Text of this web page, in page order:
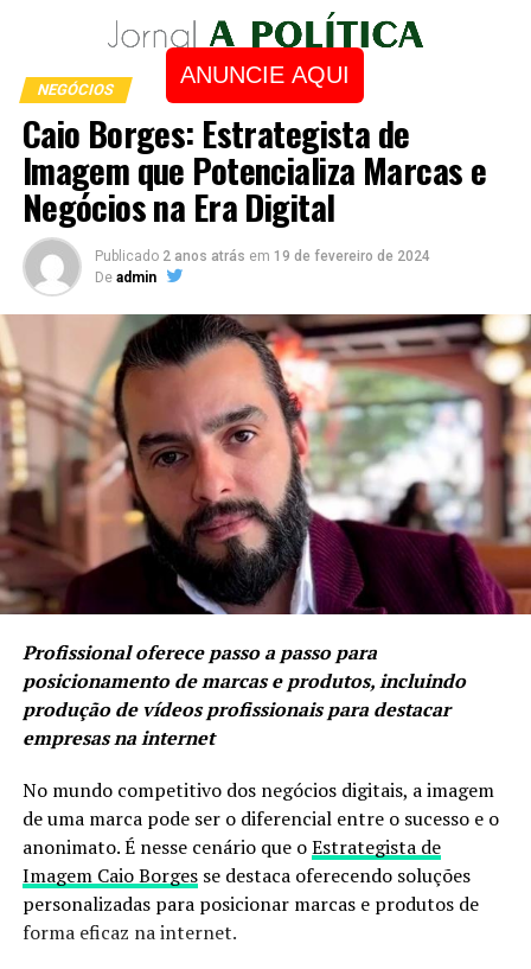
ANUNCIE AQUI
NEGÓCIOS
Caio Borges: Estrategista de
Imagem que Potencializa Marcas e
Negócios na Era Digital
Publicado 2 anos atrás em 19 de fevereiro de 2024
De admin
Profissional oferece passo a passo para
posicionamento de marcas e produtos, incluindo
produção de vídeos profissionais para destacar
empresas na internet
No mundo competitivo dos negócios digitais, a imagem
de uma marca pode ser o diferencial entre o sucesso e o
anonimato. É nesse cenário que oEstrategista de
Imagem Caio Borgesse destaca oferecendo soluções
personalizadas para posicionar marcas e produtos de
forma eficaz na internet.